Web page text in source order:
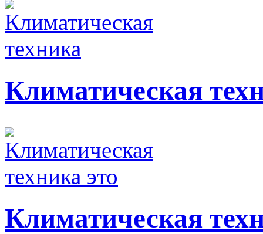
Климатическая
Климатическая